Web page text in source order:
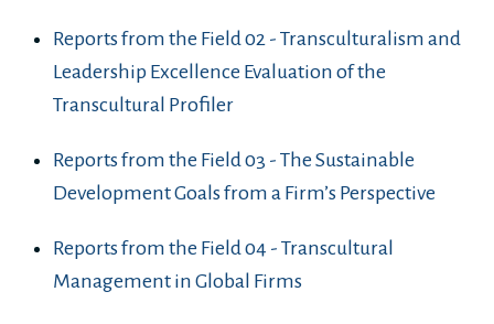
Reports from the Field 02 - Transculturalism and
Leadership Excellence Evaluation of the
Transcultural Profiler
Reports from the Field 03 - The Sustainable
Development Goals from a Firm’s Perspective
Reports from the Field 04 - Transcultural
Management in Global Firms